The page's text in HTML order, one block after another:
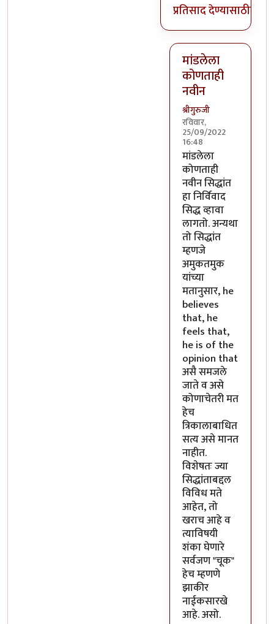
प्रतिसाद देण्यासाठीलॉग
मांडलेला
कोणताही
नवीन
श्रीगुरुजी
रविवार,
25/09/2022
16:48
In reply to
मांडलेला
कोणताही
नवीन सिद्धांत
हा निर्विवाद
सिद्ध व्हावा
लागतो. अन्यथा
तो सिद्धांत
म्हणजे
अमुकतमुक
यांच्या
मतानुसार, he
believes
that, he
feels that,
he is of the
opinion that
असै समजले
जाते व असे
कोणाचेतरी मत
हेच
त्रिकालाबाधित
सत्य असे मानत
नाहीत.
विशेषतः ज्या
सिद्धांताबद्दल
विविध मते
आहेत, तो
खराच आहे व
त्याविषयी
शंका घेणारे
सर्वजण "चूक"
हेच म्हणणे
झाकीर
नाईकसारखे
आहे. असो.